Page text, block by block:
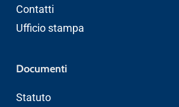
Contatti
Ufficio stampa
Documenti
Statuto